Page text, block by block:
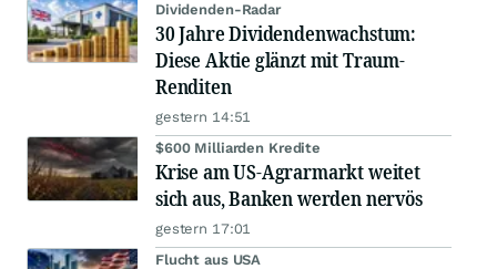
Dividenden-Radar
30 Jahre Dividendenwachstum:
Diese Aktie glänzt mit Traum-
Renditen
gestern 14:51
$600 Milliarden Kredite
Krise am US-Agrarmarkt weitet
sich aus, Banken werden nervös
gestern 17:01
Flucht aus USA